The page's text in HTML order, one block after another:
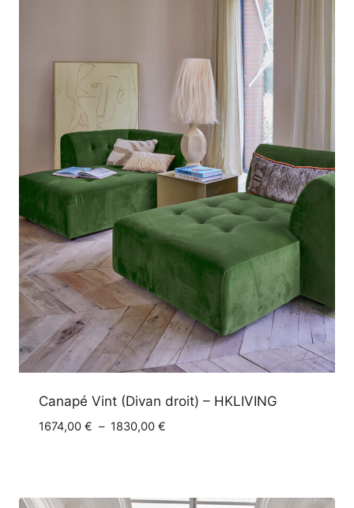
Canapé Vint (Divan droit) – HKLIVING
1674,00 € – 1830,00 €Plage
à